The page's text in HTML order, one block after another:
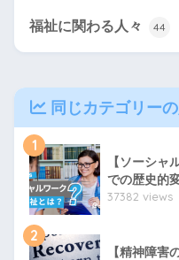
福祉に関わる人々 44
同じカテゴリー
1
【ソーシャ
での歴史的
37382 views
2
【精神障害